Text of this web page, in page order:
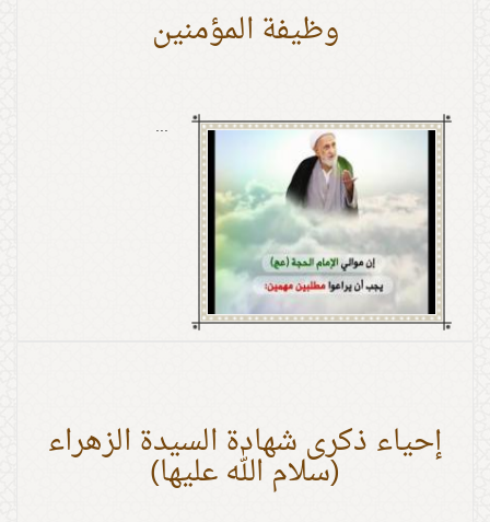
وظيفة المؤمنين
...
إحياء ذكرى شهادة السيدة الزهراء
(سلام الله عليها)